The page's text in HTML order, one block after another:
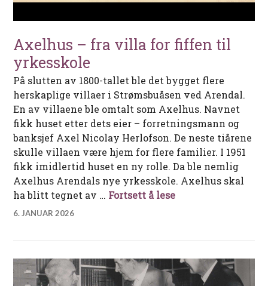
Axelhus – fra villa for fiffen til
yrkesskole
På slutten av 1800-tallet ble det bygget flere
herskaplige villaer i Strømsbuåsen ved Arendal.
En av villaene ble omtalt som Axelhus. Navnet
fikk huset etter dets eier – forretningsmann og
banksjef Axel Nicolay Herlofson. De neste tiårene
skulle villaen være hjem for flere familier. I 1951
fikk imidlertid huset en ny rolle. Da ble nemlig
Axelhus Arendals nye yrkesskole. Axelhus skal
ha blitt tegnet av … Fortsett å leseAxelhus – fra
6. JANUAR 2026